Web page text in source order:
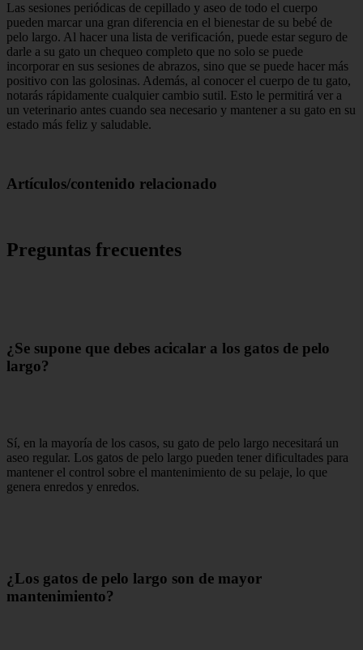
Las sesiones periódicas de cepillado y aseo de todo el cuerpo
pueden marcar una gran diferencia en el bienestar de su bebé de
pelo largo. Al hacer una lista de verificación, puede estar seguro de
darle a su gato un chequeo completo que no solo se puede
incorporar en sus sesiones de abrazos, sino que se puede hacer más
positivo con las golosinas. Además, al conocer el cuerpo de tu gato,
notarás rápidamente cualquier cambio sutil. Esto le permitirá ver a
un veterinario antes cuando sea necesario y mantener a su gato en su
estado más feliz y saludable.
Artículos/contenido relacionado
Preguntas frecuentes
¿Se supone que debes acicalar a los gatos de pelo
largo?
Sí, en la mayoría de los casos, su gato de pelo largo necesitará un
aseo regular. Los gatos de pelo largo pueden tener dificultades para
mantener el control sobre el mantenimiento de su pelaje, lo que
genera enredos y enredos.
¿Los gatos de pelo largo son de mayor
mantenimiento?